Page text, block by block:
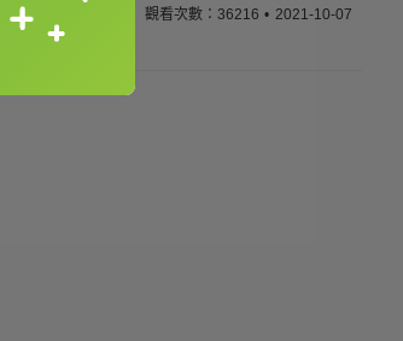
觀看次數：36216 2021-10-07